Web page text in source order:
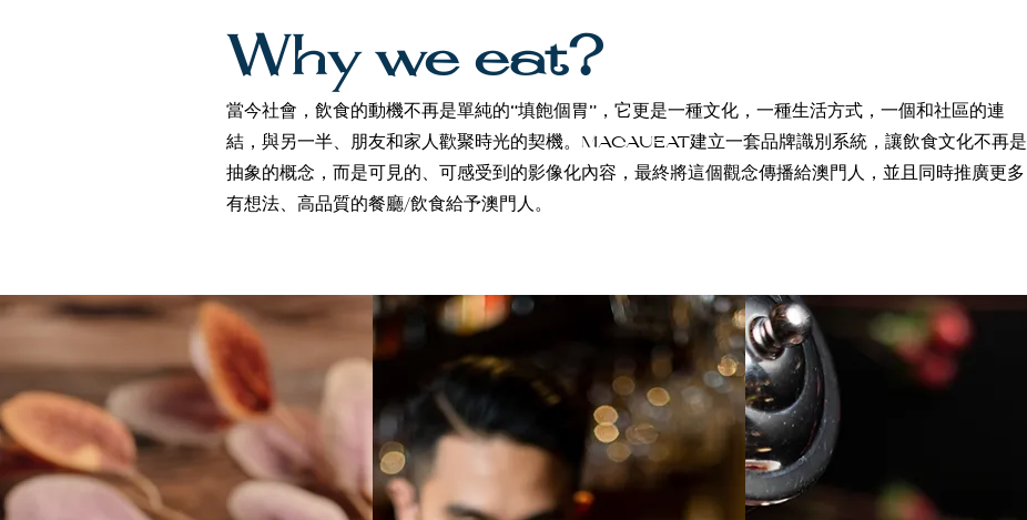
Why we eat?
當今社會，飲食的動機不再是單純的“填飽個胃”，它更是一種文化，一種生活方式，一個和社區的連
結，與另一半、朋友和家人歡聚時光的契機。MACAUEAT建立一套品牌識別系統，讓飲食文化不再是
抽象的概念，而是可見的、可感受到的影像化內容，最終將這個觀念傳播給澳門人，並且同時推廣更多
有想法、高品質的餐廳/飲食給予澳門人。